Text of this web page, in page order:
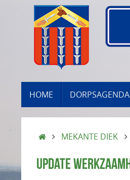
NAAR
DE
INHOUD
HOME DORPSAGENDA
HOMEMEKANTE DIEK
UPDATE